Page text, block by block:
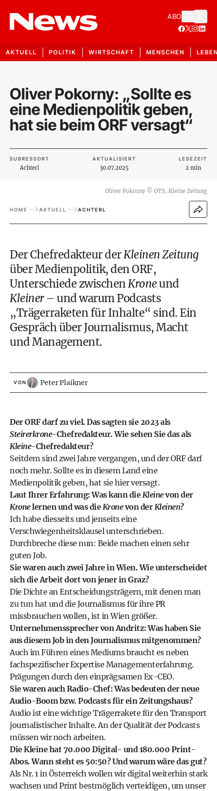
ABO
AKTUELL POLITIK WIRTSCHAFT MENSCHEN
Oliver Pokorny: „Sollte es
eine Medienpolitik geben,
hat sie beim ORF versagt“
SUBRESSORT
Achterl
AKTUALISIERT
30.07.2025
LESEZEIT
2 min
Oliver Pokorny © OTS, Kleine Zeitung
HOME AKTUELL ACHTERL
Der Chefredakteur derKleinen Zeitung
über Medienpolitik, den ORF,
Unterschiede zwischenKroneund
Kleiner– und warum Podcasts
„Trägerraketen für Inhalte“ sind. Ein
Gespräch über Journalismus, Macht
und Management.
VON Peter Plaikner
Der ORF darf zu viel. Das sagten sie 2023 als
Steirerkrone-Chefredakteur. Wie sehen Sie das als
Kleine-Chefredakteur?
Seitdem sind zwei Jahre vergangen, und der ORF darf
noch mehr. Sollte es in diesem Land eine
Medienpolitik geben, hat sie hier versagt.
Laut Ihrer Erfahrung: Was kann dieKleinevon der
Kronelernen und was dieKronevon derKleinen?
Ich habe diesseits und jenseits eine
Verschwiegenheitsklausel unterschrieben.
Durchbreche diese nun: Beide machen einen sehr
guten Job.
Sie waren auch zwei Jahre in Wien. Wie unterscheidet
sich die Arbeit dort von jener in Graz?
Die Dichte an Entscheidungsträgern, mit denen man
zu tun hat und die Journalismus für ihre PR
missbrauchen wollen, ist in Wien größer.
Unternehmenssprecher von Andritz: Was haben Sie
aus diesem Job in den Journalismus mitgenommen?
Auch im Führen eines Mediums braucht es neben
fachspezifischer Expertise Managementerfahrung.
Prägungen durch den einprägsamen Ex-CEO.
Sie waren auch Radio-Chef: Was bedeuten der neue
Audio-Boom bzw. Podcasts für ein Zeitungshaus?
Audio ist eine wichtige Trägerrakete für den Transport
journalistischer Inhalte. An der Qualität der Podcasts
müssen wir noch arbeiten.
Die Kleine hat 70.000 Digital- und 180.000 Print-
Abos. Wann steht es 50:50? Und warum wäre das gut?
Als Nr. 1 in Österreich wollen wir digital weiterhin stark
wachsen und Print bestmöglich verteidigen, um unser